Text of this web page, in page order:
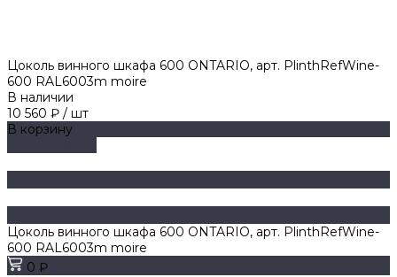
Цоколь винного шкафа 600 ONTARIO, арт. PlinthRefWine-
600 RAL6003m moire
В наличии
10 560 ₽ / шт
В корзину
Цоколь винного шкафа 600 ONTARIO, арт. PlinthRefWine-
600 RAL6003m moire
0 ₽